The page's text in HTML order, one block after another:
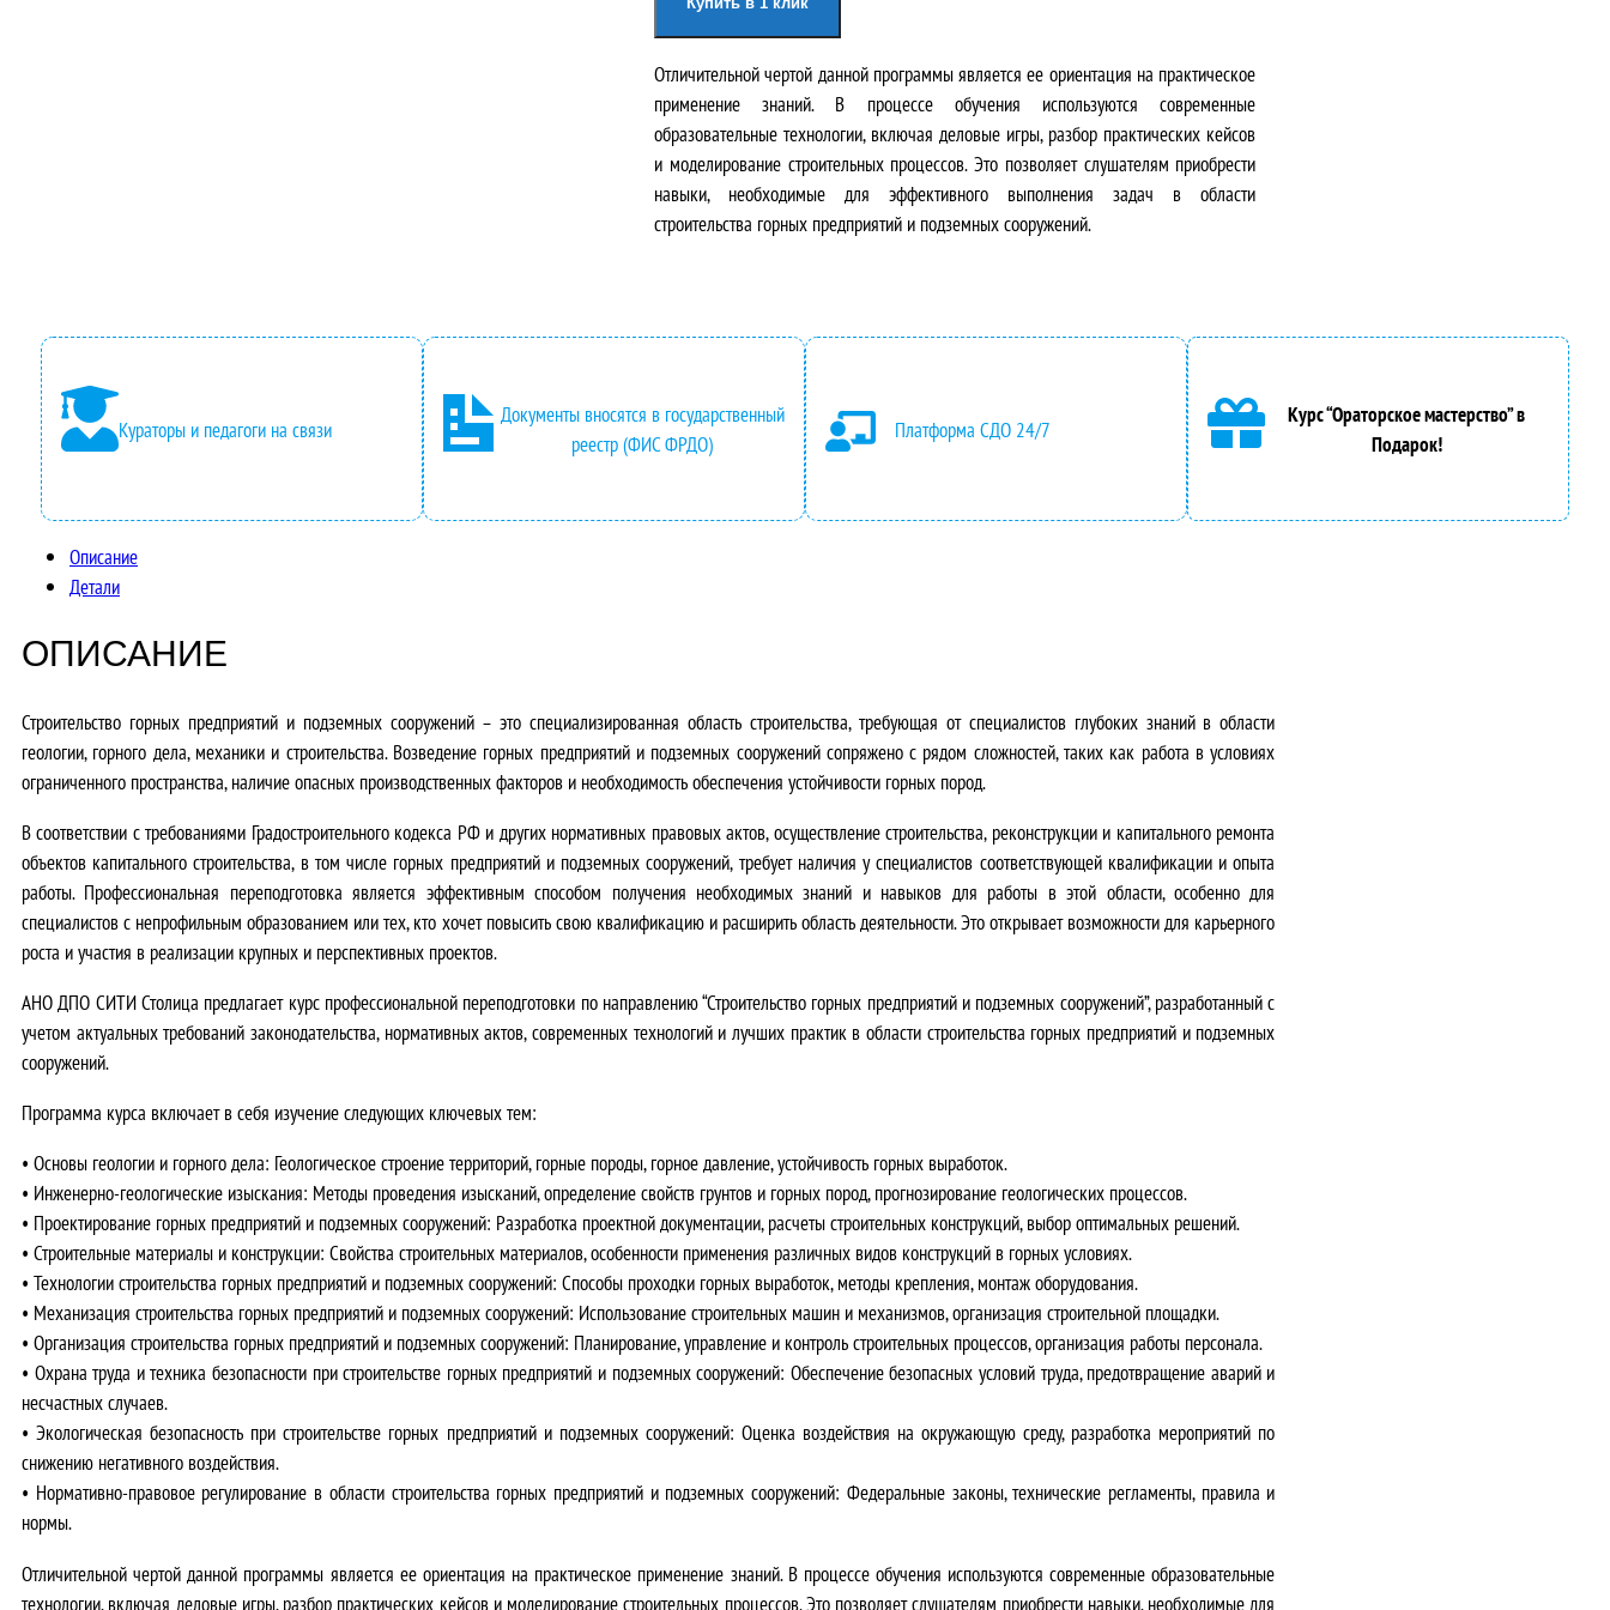
р
в
о
н
а
а
ь
н
а
с
о
т
а
л
я
л
а
3
0
0
,
к
у
щ
а
я
е
0
,
0
0
.
Отличительной чертой данной программы является ее ориентация на практическое
применение знаний. В процессе обучения используются современные
образовательные технологии, включая деловые игры, разбор практических кейсов
и моделирование строительных процессов. Это позволяет слушателям приобрести
навыки, необходимые для эффективного выполнения задач в области
строительства горных предприятий и подземных сооружений.
Кураторы и педагоги на связи
Документы вносятся в государственный
реестр (ФИС ФРДО)
Платформа СДО 24/7
Курс “Ораторское мастерство” в
Подарок!
Описание
Детали
ОПИСАНИЕ
Строительство горных предприятий и подземных сооружений – это специализированная область строительства, требующая от специалистов глубоких знаний в области
геологии, горного дела, механики и строительства. Возведение горных предприятий и подземных сооружений сопряжено с рядом сложностей, таких как работа в условиях
ограниченного пространства, наличие опасных производственных факторов и необходимость обеспечения устойчивости горных пород.
В соответствии стребованиями Градостроительного кодекса РФ и других нормативных правовых актов,осуществление строительства, реконструкции и капитального ремонта
объектов капитального строительства, в том числе горных предприятий и подземных сооружений, требует наличия у специалистов соответствующей квалификации и опыта
работы. Профессиональная переподготовка является эффективным способом получения необходимых знаний и навыков для работы в этой области, особенно для
специалистов с непрофильным образованием или тех, кто хочет повысить свою квалификацию и расширить область деятельности. Это открывает возможности для карьерного
роста и участия в реализации крупных и перспективных проектов.
АНО ДПО СИТИ Столица предлагает курс профессиональной переподготовки по направлению “Строительство горных предприятий и подземных сооружений”, разработанный с
учетом актуальных требований законодательства, нормативных актов, современных технологий и лучших практик в области строительства горных предприятий и подземных
сооружений.
Программа курса включает в себя изучение следующих ключевых тем:
• Основы геологии и горного дела: Геологическое строение территорий, горные породы, горное давление, устойчивость горных выработок.
• Инженерно-геологические изыскания: Методы проведения изысканий, определение свойств грунтов и горных пород, прогнозирование геологических процессов.
• Проектирование горных предприятий и подземных сооружений: Разработка проектной документации, расчеты строительных конструкций, выбор оптимальных решений.
• Строительные материалы и конструкции: Свойства строительных материалов, особенности применения различных видов конструкций в горных условиях.
• Технологии строительства горных предприятий и подземных сооружений: Способы проходки горных выработок, методы крепления, монтаж оборудования.
• Механизация строительства горных предприятий и подземных сооружений: Использование строительных машин и механизмов, организация строительной площадки.
• Организация строительства горных предприятий и подземных сооружений: Планирование, управление и контроль строительных процессов, организация работы персонала.
• Охрана труда и техника безопасности при строительстве горных предприятий и подземных сооружений: Обеспечение безопасных условий труда, предотвращение аварий и
несчастных случаев.
•Экологическая безопасность при строительстве горных предприятий и подземных сооружений: Оценка воздействия на окружающую среду, разработка мероприятий по
снижению негативного воздействия.
• Нормативно-правовое регулирование в области строительства горных предприятий и подземных сооружений: Федеральные законы, технические регламенты, правила и
нормы.
Отличительной чертой данной программы является ее ориентация на практическое применение знаний. В процессе обучения используются современные образовательные
технологии, включая деловые игры, разбор практических кейсов и моделирование строительных процессов. Это позволяет слушателям приобрести навыки, необходимые для